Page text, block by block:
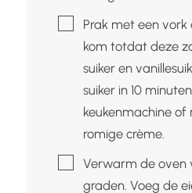
▢Prak met een
kom totdat deze
suiker en
suiker in 10
keukenmachine
romige crème.
▢Verwarm de oven
graden. Voeg de